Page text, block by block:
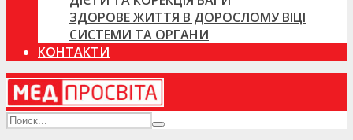
ЗДОРОВЕ ЖИТТЯ В ДОРОСЛОМУ ВІЦІ
СИСТЕМИ ТА ОРГАНИ
КОНТАКТИ